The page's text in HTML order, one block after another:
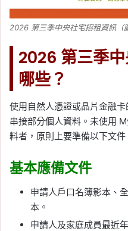
2026 第三季中央社宅招租資訊（
2026 第三季
哪些？
使用自然人憑證或晶片金融
串接部分個人資料。未使用
料者，原則上要準備以下文件
基本應備文件
申請人戶口名簿影本、
本。
申請人及家庭成員最近